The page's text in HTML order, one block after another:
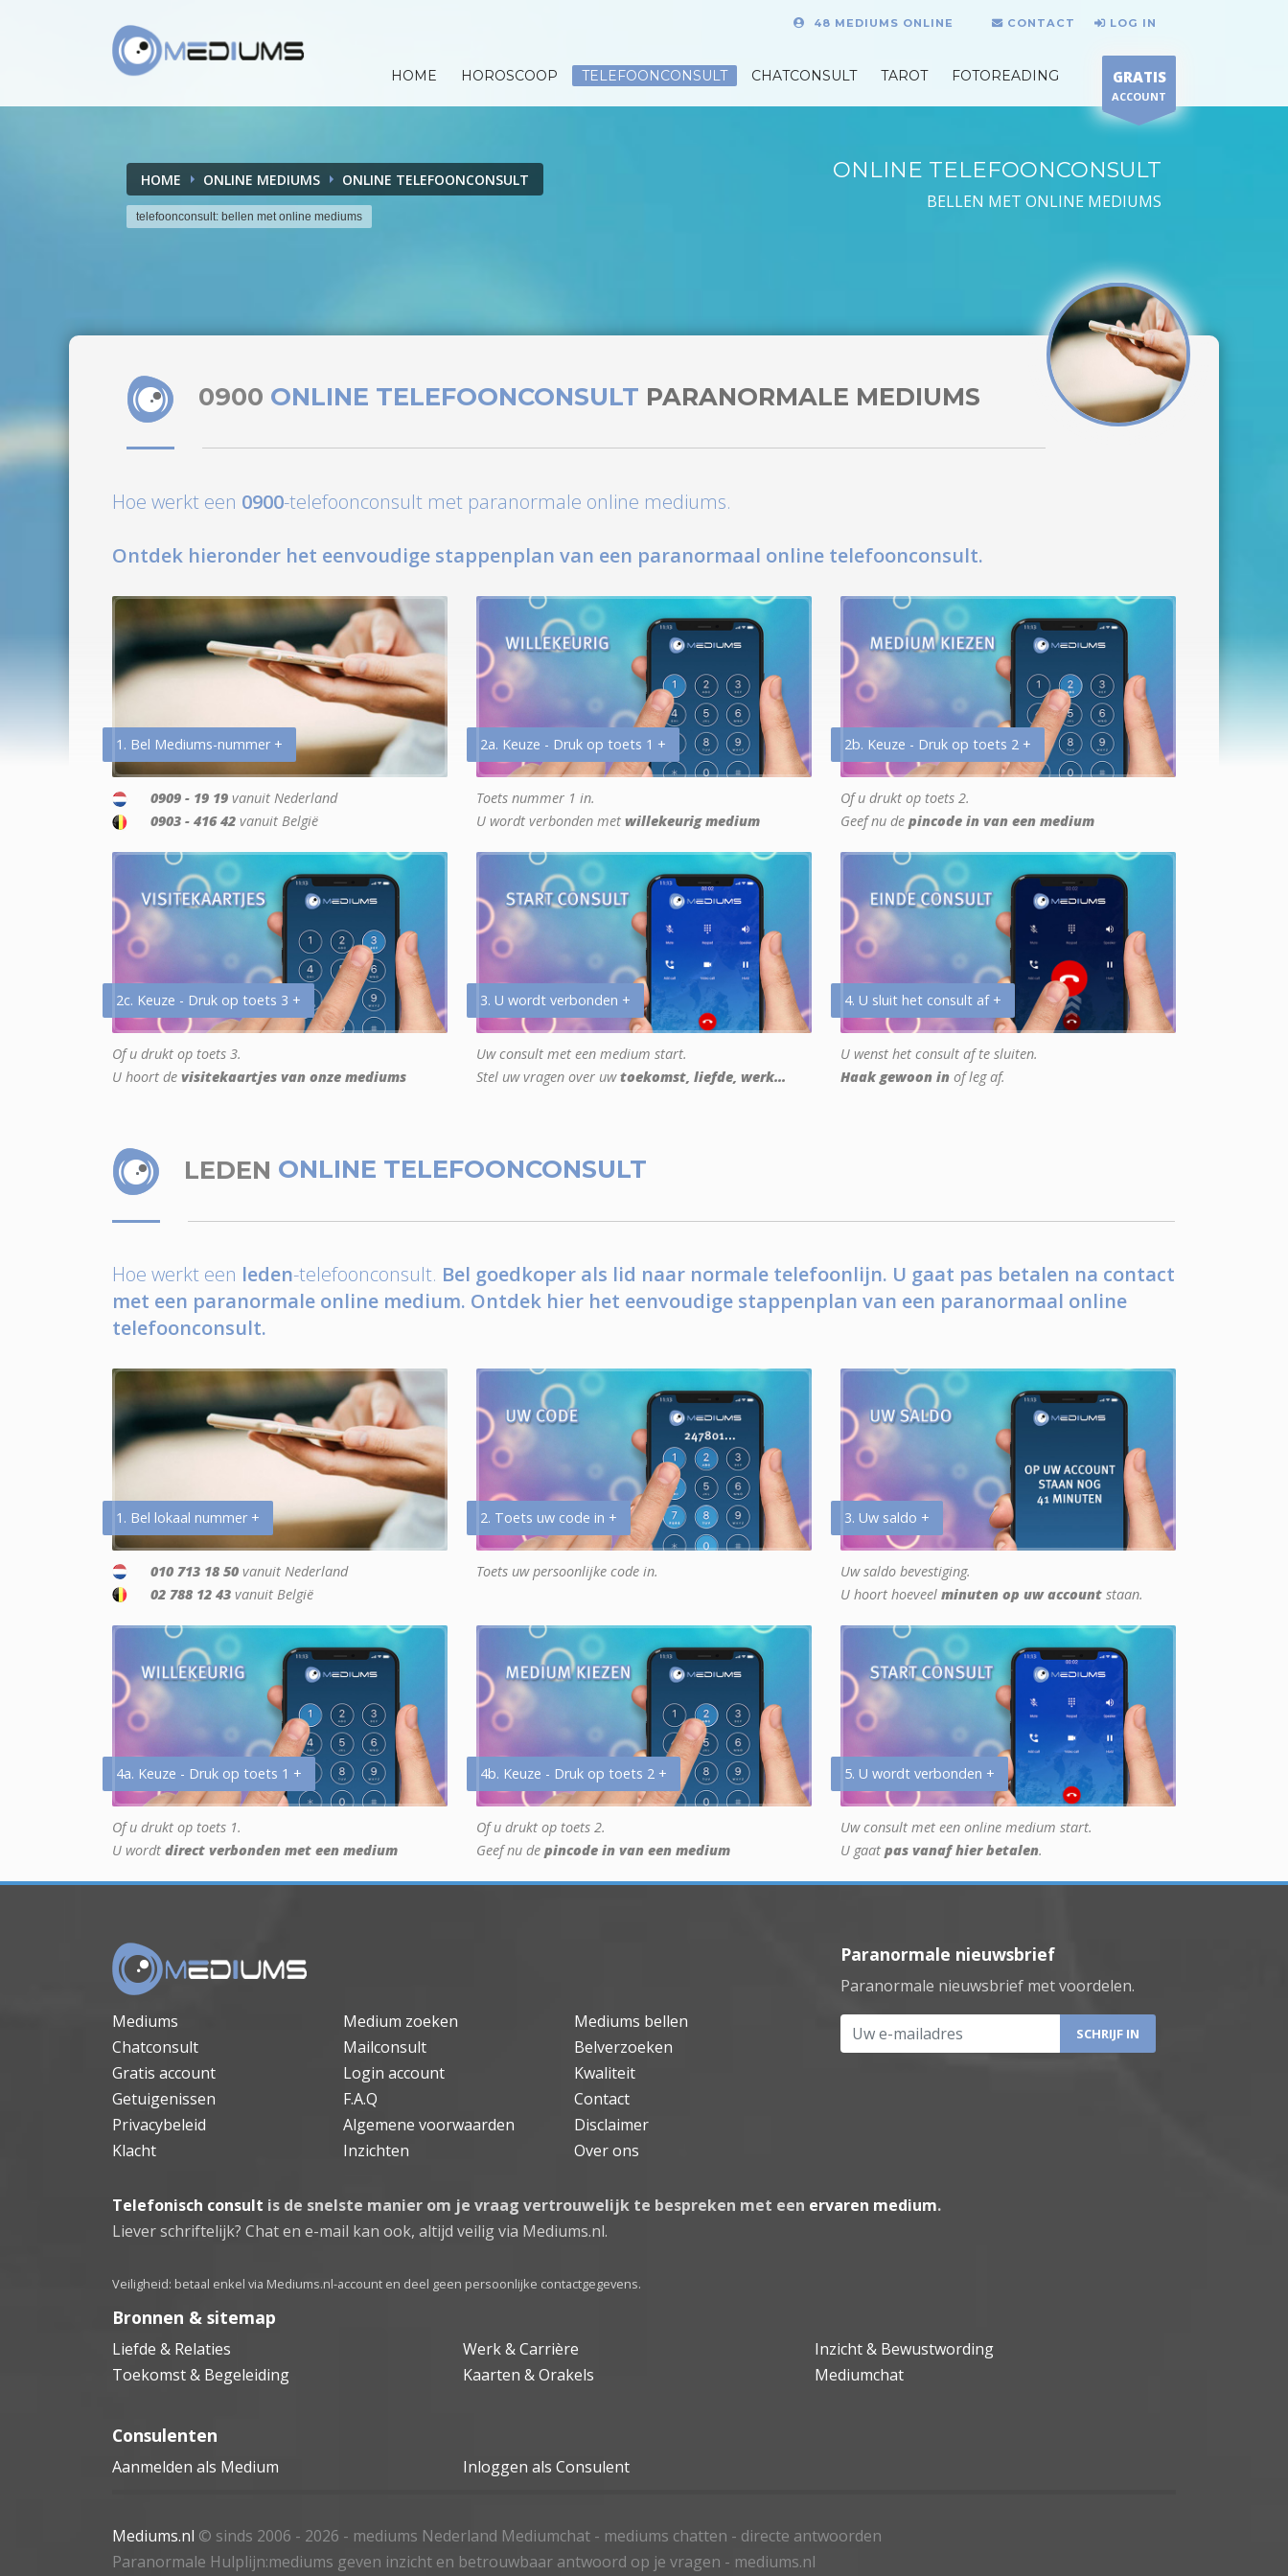
48 MEDIUMS ONLINE CONTACT LOG IN
HOME HOROSCOOP TELEFOONCONSULT CHATCONSULT TAROT FOTOREADING GRATIS
ACCOUNT
HOME ONLINE MEDIUMS ONLINE TELEFOONCONSULT
telefoonconsult: bellen met online mediums
ONLINE TELEFOONCONSULT
BELLEN MET ONLINE MEDIUMS
0900 ONLINE TELEFOONCONSULT PARANORMALE MEDIUMS
Hoe werkt een 0900-telefoonconsult met paranormale online mediums.
Ontdek hieronder het eenvoudige stappenplan van een paranormaal online telefoonconsult.
1. Bel Mediums-nummer +
0909 - 19 19 vanuit Nederland
0903 - 416 42 vanuit België
2a. Keuze - Druk op toets 1 +
Toets nummer 1 in.
U wordt verbonden met willekeurig medium
2b. Keuze - Druk op toets 2 +
Of u drukt op toets 2.
Geef nu de pincode in van een medium
2c. Keuze - Druk op toets 3 +
Of u drukt op toets 3.
U hoort de visitekaartjes van onze mediums
3. U wordt verbonden +
Uw consult met een medium start.
Stel uw vragen over uwtoekomst, liefde, werk...
4. U sluit het consult af +
U wenst het consult af te sluiten.
Haak gewoon in of leg af.
LEDEN ONLINE TELEFOONCONSULT
Hoe werkt een leden-telefoonconsult. Bel goedkoper als lid naar normale telefoonlijn. U gaat pas betalen na contact
met een paranormale online medium. Ontdek hier het eenvoudige stappenplan van een paranormaal online
telefoonconsult.
1. Bel lokaal nummer +
010 713 18 50 vanuit Nederland
02 788 12 43 vanuit België
2. Toets uw code in +
Toets uw persoonlijke code in.
3. Uw saldo +
Uw saldo bevestiging.
U hoort hoeveel minuten op uw account staan.
4a. Keuze - Druk op toets 1 +
Of u drukt op toets 1.
U wordt direct verbonden met een medium
4b. Keuze - Druk op toets 2 +
Of u drukt op toets 2.
Geef nu de pincode in van een medium
5. U wordt verbonden +
Uw consult met een online medium start.
U gaat pas vanaf hier betalen.
Mediums Medium zoeken
Mediums bellen
Chatconsult
Mailconsult
Belverzoeken
Gratis account
Login account
Kwaliteit
Getuigenissen
F.A.Q
Contact
Privacybeleid
Algemene voorwaarden
Disclaimer
Klacht
Inzichten Over ons
Paranormale nieuwsbrief
Paranormale nieuwsbrief met voordelen.
Uw e-mailadres
Telefonisch consult is de snelste manier om je vraag vertrouwelijk te bespreken met een ervaren medium.
Liever schriftelijk? Chat en e-mail kan ook, altijd veilig via Mediums.nl.
Veiligheid: betaal enkel via Mediums.nl-account en deel geen persoonlijke contactgegevens.
Bronnen & sitemap
Liefde & Relaties Werk & Carrière
Inzicht & Bewustwording
Toekomst & Begeleiding
Kaarten & Orakels Mediumchat
Consulenten
Aanmelden als Medium Inloggen als Consulent
Mediums.nl © sinds 2006 - 2026 - mediums Nederland Mediumchat - mediums chatten - directe antwoorden
Paranormale Hulplijn:mediums geven inzicht en betrouwbaar antwoord op je vragen - mediums.nl